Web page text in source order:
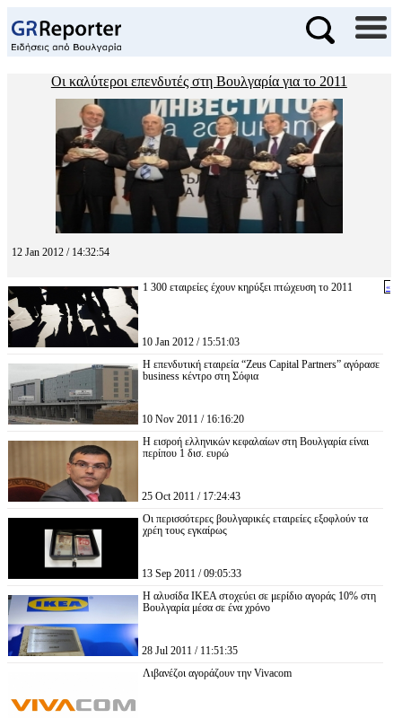
Οι καλύτεροι επενδυτές στη Βουλγαρία για το 2011
12 Jan 2012 / 14:32:54
1 300 εταιρείες έχουν κηρύξει πτώχευση το 2011
10 Jan 2012 / 15:51:03
H επενδυτική εταιρεία “Zeus Capital Partners” αγόρασε
business κέντρο στη Σόφια
10 Nov 2011 / 16:16:20
Η εισροή ελληνικών κεφαλαίων στη Βουλγαρία είναι
περίπου 1 δισ. ευρώ
25 Oct 2011 / 17:24:43
Οι περισσότερες βουλγαρικές εταιρείες εξοφλούν τα
χρέη τους εγκαίρως
13 Sep 2011 / 09:05:33
Η αλυσίδα ΙΚΕΑ στοχεύει σε μερίδιο αγοράς 10% στη
Βουλγαρία μέσα σε ένα χρόνο
28 Jul 2011 / 11:51:35
Λιβανέζοι αγοράζουν την Vivacom
«